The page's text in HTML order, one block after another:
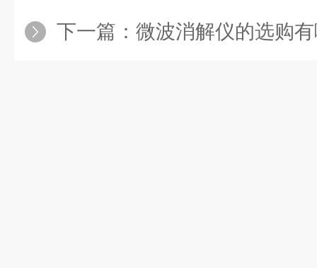
下一篇： 微波消解仪的选购